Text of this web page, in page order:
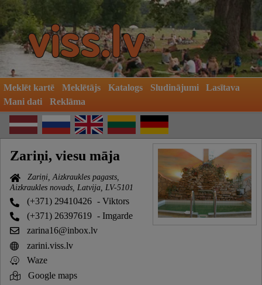
Meklēt kartē Meklētājs Katalogs Sludinājumi
Lasītava
Mani dati
Reklāma
Zariņi, viesu māja
Zariņi, Aizkraukles pagasts,
Aizkraukles novads, Latvija, LV-5101
(+371) 29410426 - Viktors
(+371) 26397619 - Imgarde
zarina16@inbox.lv
zarini.viss.lv
Waze
Google maps